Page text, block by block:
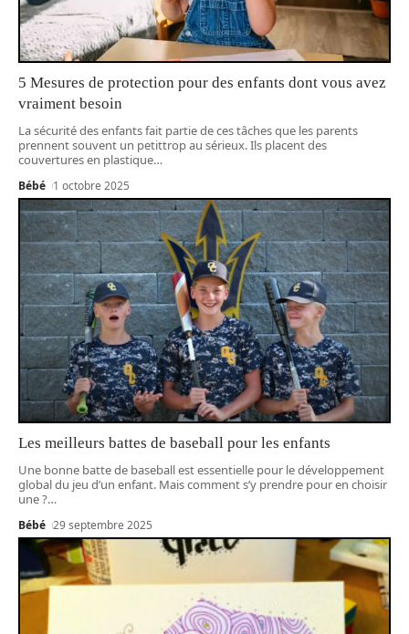
5 Mesures de protection pour des enfants dont vous avez
vraiment besoin
La sécurité des enfants fait partie de ces tâches que les parents
prennent souvent un petittrop au sérieux. Ils placent des
couvertures en plastique…
Bébé 1 octobre 2025
Les meilleurs battes de baseball pour les enfants
Une bonne batte de baseball est essentielle pour le développement
global du jeu d’un enfant. Mais comment s’y prendre pour en choisir
une ?…
Bébé 29 septembre 2025